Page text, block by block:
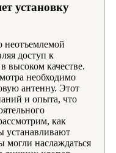
установку
неотъемлемой
доступ к
высоком качестве.
необходимо
антенну. Этот
и опыта, что
как
устанавливают
могли наслаждаться